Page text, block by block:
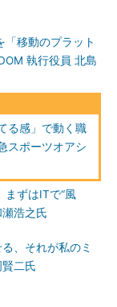
「移動のプラット
執行役員 北島
る感」で動く職
スポーツオアシ
まずはITで“風
浩之氏
、それが私のミ
二氏